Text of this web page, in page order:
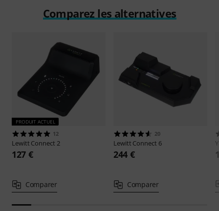
Comparez les alternatives
PRODUIT ACTUEL
12
Lewitt Connect 2
127 €
Comparer
20
Lewitt Connect 6
244 €
Comparer